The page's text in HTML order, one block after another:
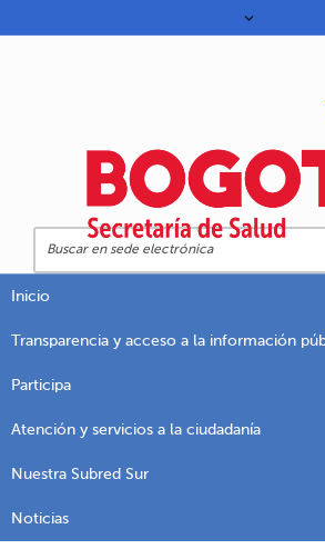
Inicio
Transparencia y acceso a la información
Participa
Atención y servicios a la ciudadanía
Nuestra Subred Sur
Noticias